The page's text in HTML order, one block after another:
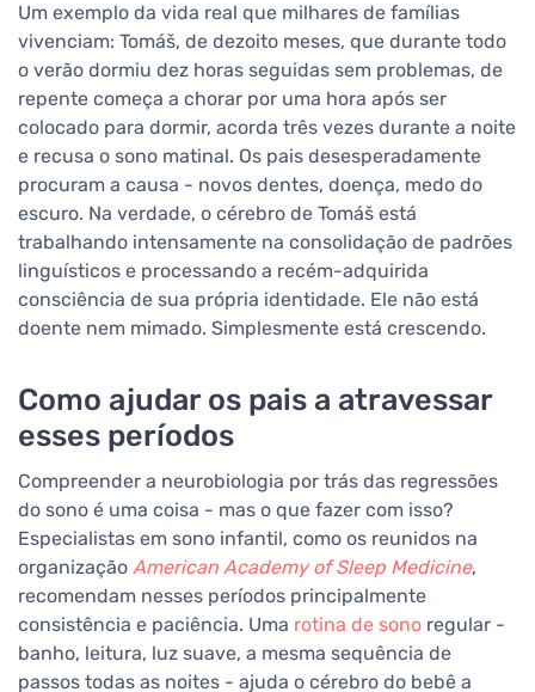
Um exemplo da vida real que milhares de famílias
vivenciam: Tomáš, de dezoito meses, que durante todo
o verão dormiu dez horas seguidas sem problemas, de
repente começa a chorar por uma hora após ser
colocado para dormir, acorda três vezes durante a noite
e recusa o sono matinal. Os pais desesperadamente
procuram a causa - novos dentes, doença, medo do
escuro. Na verdade, o cérebro de Tomáš está
trabalhando intensamente na consolidação de padrões
linguísticos e processando a recém-adquirida
consciência de sua própria identidade. Ele não está
doente nem mimado. Simplesmente está crescendo.
Como ajudar os pais a atravessar
esses períodos
Compreender a neurobiologia por trás das regressões
do sono é uma coisa - mas o que fazer com isso?
Especialistas em sono infantil, como os reunidos na
organização American Academy of Sleep Medicine,
recomendam nesses períodos principalmente
consistência e paciência. Uma rotina de sono regular -
banho, leitura, luz suave, a mesma sequência de
passos todas as noites - ajuda o cérebro do bebê a